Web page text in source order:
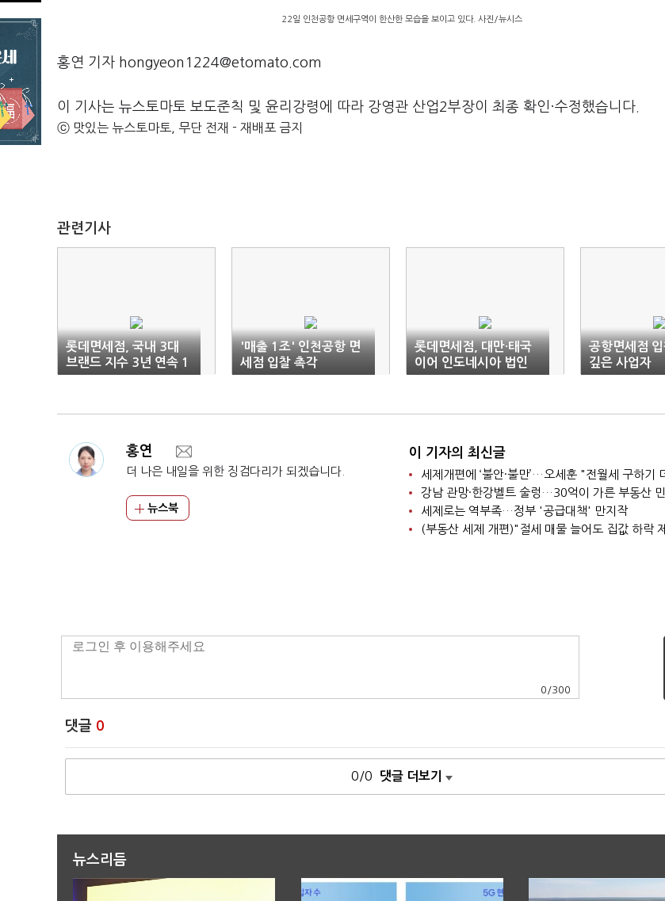
22일 인천공항 면세구역이 한산한 모습을 보이고 있다. 사진/뉴시스
홍연 기자 hongyeon1224@etomato.com
이 기사는 뉴스토마토 보도준칙 및 윤리강령에 따라 강영관 산업2부장이 최종 확인·수정했습니다.
ⓒ 맛있는 뉴스토마토, 무단 전재 - 재배포 금지
관련기사
롯데면세점, 국내 3대
브랜드 지수 3년 연속 1
위 수성
'매출 1조' 인천공항 면
세점 입찰 촉각
롯데면세점, 대만·태국
이어 인도네시아 법인
철수
공항면세점
깊은 사업자
홍연
더 나은 내일을 위한 징검다리가 되겠습니다.
뉴스북
이 기자의 최신글
세제개편에 ‘불안·불만’…오세훈 "전월세 구하기
강남 관망·한강벨트 술렁…30억이 가른 부동산
세제로는 역부족…정부 '공급대책' 만지작
0 /300
댓글 0
0/0 댓글 더보기
뉴스리듬